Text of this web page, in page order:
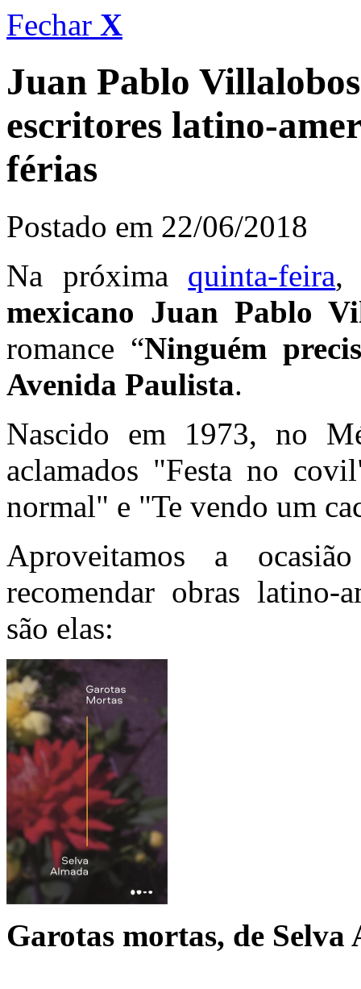
Fechar X
Juan Pablo
escritores latino-
férias
Postado em 22/06/2018
Na próxima quinta-feira,
mexicano Juan Pablo
romance “Ninguém
Avenida Paulista.
Nascido em 1973, no
aclamados "Festa no
normal" e "Te vendo um
Aproveitamos a
recomendar obras latino-
são elas:
Garotas mortas, de